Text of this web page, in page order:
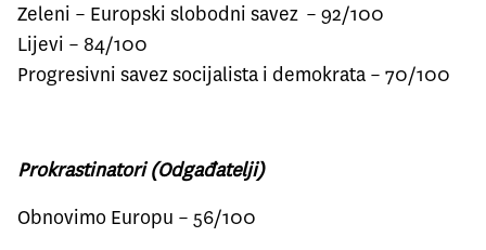
Zeleni – Europski slobodni savez – 92/100
Lijevi – 84/100
Progresivni savez socijalista i demokrata – 70/100
Prokrastinatori (Odgađatelji)
Obnovimo Europu – 56/100